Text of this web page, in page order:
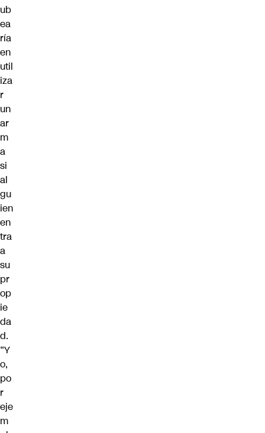
ub
ea
ría
en
util
iza
r
un
ar
m
a
si
al
gu
ien
en
tra
a
su
pr
op
ie
da
d.
“Y
o,
po
r
eje
m